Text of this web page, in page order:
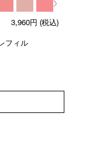
3,960円 (税込)
フィル